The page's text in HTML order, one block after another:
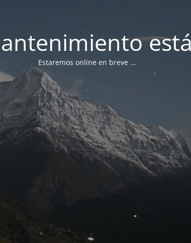
Estaremos online en breve ...